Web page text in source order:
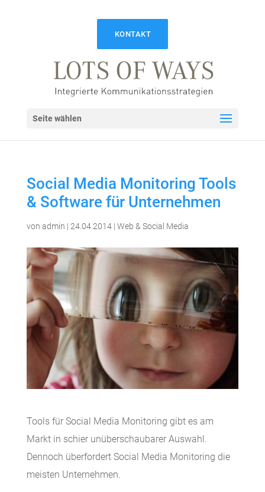
KONTAKT
Seite wählen
Social Media Monitoring Tools
& Software für Unternehmen
von admin | 24.04.2014| Web & Social Media
Tools für Social Media Monitoring gibt es am
Markt in schier unüberschaubarer Auswahl.
Dennoch überfordert Social Media Monitoring die
meisten Unternehmen.